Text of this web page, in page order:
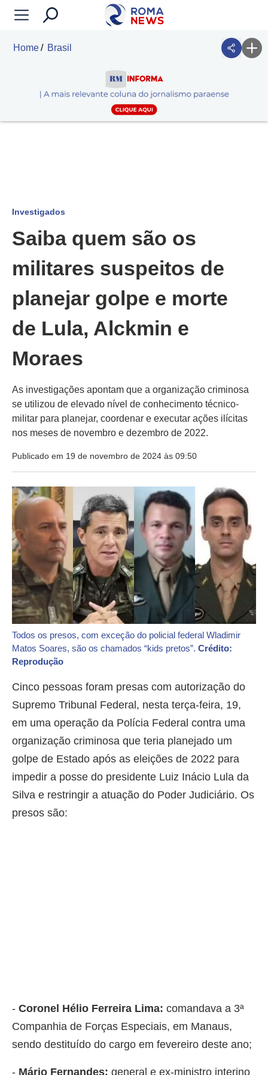
Home Brasil
Investigados
Saiba quem são os
militares suspeitos de
planejar golpe e morte
de Lula, Alckmin e
Moraes
As investigações apontam que a organização criminosa
se utilizou de elevado nível de conhecimento técnico-
militar para planejar, coordenar e executar ações ilícitas
nos meses de novembro e dezembro de 2022.
Publicado em 19 de novembro de 2024 às 09:50
Todos os presos, com exceção do policial federal Wladimir
Matos Soares, são os chamados “kids pretos”. Crédito:
Reprodução
Cinco pessoas foram presas com autorização do
Supremo Tribunal Federal, nesta terça-feira, 19,
em uma operação da Polícia Federal contra uma
organização criminosa que teria planejado um
golpe de Estado após as eleições de 2022 para
impedir a posse do presidente Luiz Inácio Lula da
Silva e restringir a atuação do Poder Judiciário. Os
presos são:
- Coronel Hélio Ferreira Lima: comandava a 3ª
Companhia de Forças Especiais, em Manaus,
sendo destituído do cargo em fevereiro deste ano;
- Mário Fernandes: general e ex-ministro interino